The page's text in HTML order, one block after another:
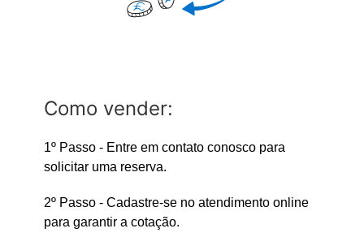
Como vender:
1º Passo - Entre em contato conosco para
solicitar uma reserva.
2º Passo - Cadastre-se no atendimento online
para garantir a cotação.